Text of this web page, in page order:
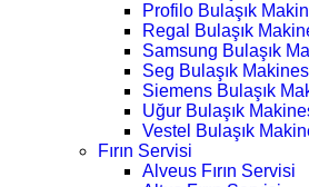
Profilo Bulaşık
Regal Bulaşık
Samsung Bulaşık
Seg Bulaşık
Siemens Bulaşık
Uğur Bulaşık
Vestel Bulaşık
Fırın Servisi
Alveus Fırın Servisi